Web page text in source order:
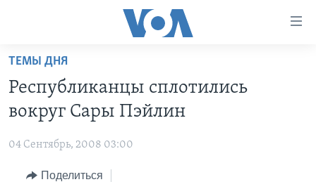
Перейти
основной
контент
Перейти
навигации
ПРОГРАММЫ
НОВОСТИ ЗА МИНУТУ
ИТОГИ
ПРОЕКТЫ
УЧИМ АНГЛИЙСКИЙ
НАША АМЕРИКАНСКАЯ ИСТОРИЯ
ЭКСПЕРТИЗА
ИНТЕРВЬЮ
ТЕМЫ ДНЯ
Республиканцы сплотились
вокруг Сары Пэйлин
04 Сентябрь, 2008 03:00
Поделиться